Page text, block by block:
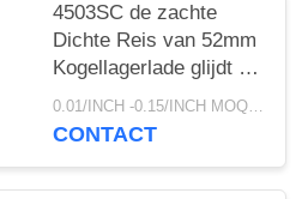
4503SC de zachte
Dichte Reis van 52mm
Kogellagerlade glijdt 45
100lb-van de
Ladingskg Capaciteit
0.01/INCH -0.15/INCH MOQ:1000 paar
CONTACT